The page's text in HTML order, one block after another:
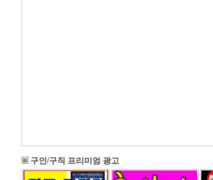
구인/구직 프리미엄 광고